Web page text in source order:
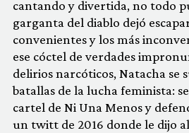
cantando y divertida, no todo
garganta del diablo dejó
convenientes y los más
ese cóctel de verdades
delirios narcóticos, Natacha se
batallas de la lucha feminista:
cartel de Ni Una Menos y
un twitt de 2016 donde le dijo al